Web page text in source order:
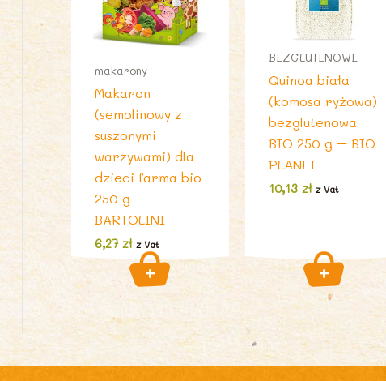
makarony
Makaron
(semolinowy z
suszonymi
warzywami) dla
dzieci farma bio
250 g –
BARTOLINI
6,27zł z Vat
BEZGLUTENOWE
Quinoa biała
(komosa ryżowa)
bezglutenowa
BIO 250 g – BIO
PLANET
10,13 zł z Vat